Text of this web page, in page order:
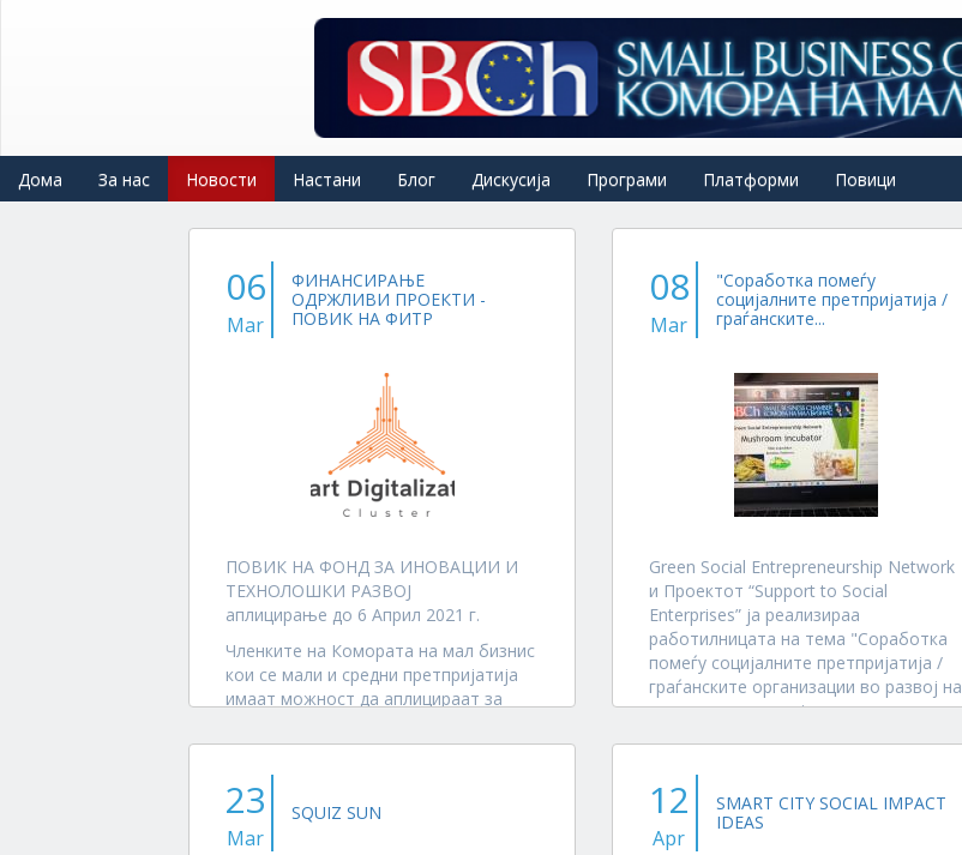
Дома За нас Новости Настани Блог Дискусија Програми Платформи Повици
06
Mar
ФИНАНСИРАЊЕ
ОДРЖЛИВИ ПРОЕКТИ -
ПОВИК НА ФИТР
ПОВИК НА ФОНД ЗА ИНОВАЦИИ И
ТЕХНОЛОШКИ РАЗВОЈ
аплицирање до 6 Април 2021 г.
Членките на Комората на мал бизнис
кои се мали и средни претпријатија
имаат можност да аплицираат за
технолошки развој во вредност до
160.000 ЕУР по повикот на...
08
Mar
"Соработка помеѓу
социјалните претпријатија /
граѓанските...
Green Social Entrepreneurship Network
и Проектот “Support to Social
Enterprises” ја реализираа
работилницата на тема "Соработка
помеѓу социјалните претпријатија /
граѓанските организации во развој на
зелената економија и заштита на
Да се слушнат и...
23
Mar
SQUIZ SUN 12
Apr
SMART CITY SOCIAL IMPACT
IDEAS